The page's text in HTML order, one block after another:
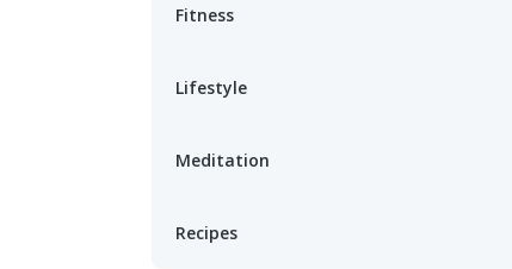
Fitness
Lifestyle
Meditation
Recipes